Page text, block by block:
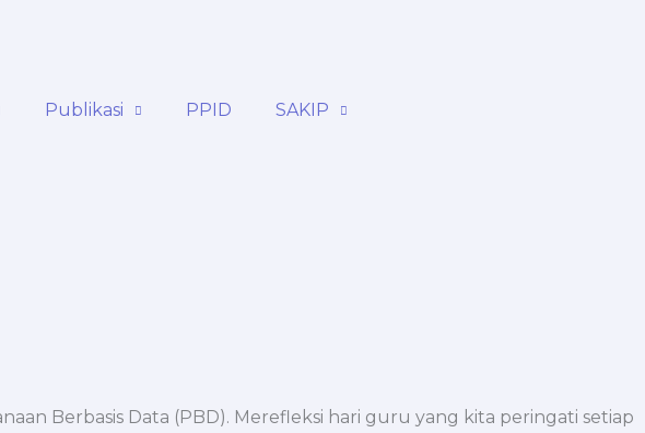
Publikasi PPID SAKIP
Berbasis Data (PBD). Merefleksi hari guru yang kita peringati setiap